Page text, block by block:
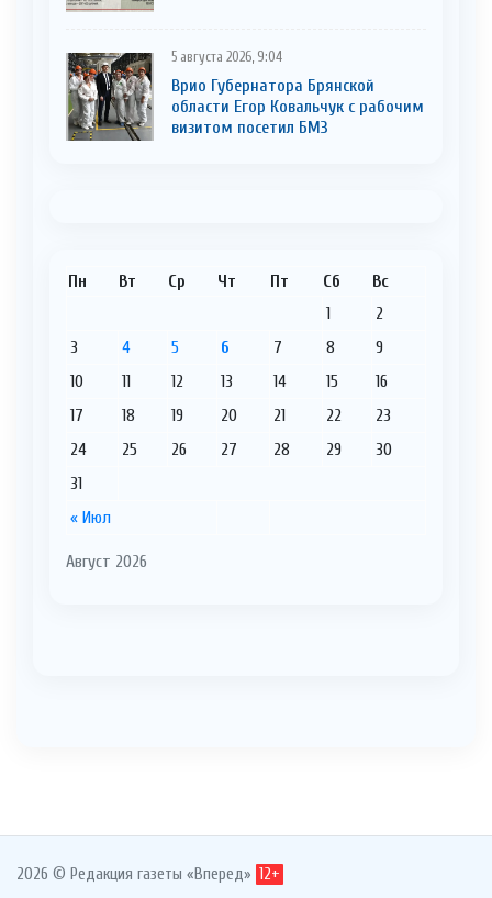
5 августа 2026, 9:04
Врио Губернатора Брянской
области Егор Ковальчук с рабочим
визитом посетил БМЗ
Август 2026
Пн Вт Ср Чт Пт Сб Вс
« Июл
1
2
3
4 5 6 7 8
9
10
11 12 13 14 15
16
17
18 19 20 21 22
23
24
25 26 27 28 29
30
31
2026 © Редакция газеты «Вперед» 12+